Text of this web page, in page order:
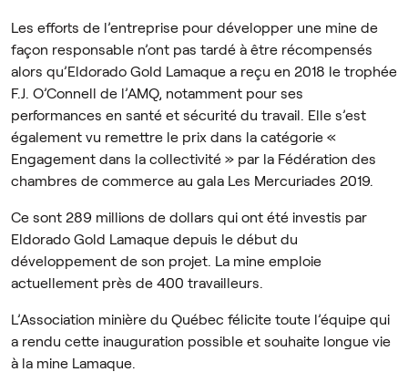
Les efforts de l’entreprise pour développer une mine de
façon responsable n’ont pas tardé à être récompensés
alors qu’Eldorado Gold Lamaque a reçu en 2018 le trophée
F.J. O’Connell de l’AMQ, notamment pour ses
performances en santé et sécurité du travail. Elle s’est
également vu remettre le prix dans la catégorie «
Engagement dans la collectivité » par la Fédération des
chambres de commerce au gala Les Mercuriades 2019.
Ce sont 289 millions de dollars qui ont été investis par
Eldorado Gold Lamaque depuis le début du
développement de son projet. La mine emploie
actuellement près de 400 travailleurs.
L’Association minière du Québec félicite toute l’équipe qui
a rendu cette inauguration possible et souhaite longue vie
à la mine Lamaque.